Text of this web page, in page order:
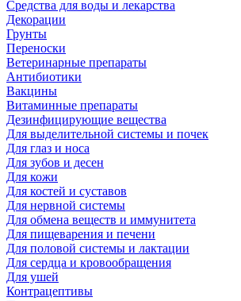
Средства для воды и лекарства
Декорации
Грунты
Переноски
Ветеринарные препараты
Антибиотики
Вакцины
Витаминные препараты
Дезинфицирующие вещества
Для выделительной системы и почек
Для глаз и носа
Для зубов и десен
Для кожи
Для костей и суставов
Для нервной системы
Для обмена веществ и иммунитета
Для пищеварения и печени
Для половой системы и лактации
Для сердца и кровообращения
Для ушей
Контрацептивы